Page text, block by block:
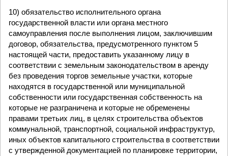
10) обязательство исполнительного органа
государственной власти или органа местного
самоуправления после выполнения лицом, заключившим
договор, обязательства, предусмотренного пунктом 5
настоящей части, предоставить указанному лицу в
соответствии с земельным законодательством в аренду
без проведения торгов земельные участки, которые
находятся в государственной или муниципальной
собственности или государственная собственность на
которые не разграничена и которые не обременены
правами третьих лиц, в целях строительства объектов
коммунальной, транспортной, социальной инфраструктур,
иных объектов капитального строительства в соответствии
с утвержденной документацией по планировке территории,